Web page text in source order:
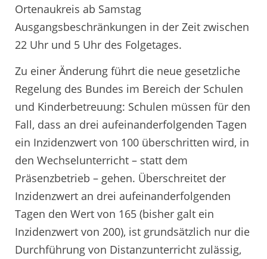
Ortenaukreis ab Samstag
Ausgangsbeschränkungen in der Zeit zwischen
22 Uhr und 5 Uhr des Folgetages.
Zu einer Änderung führt die neue gesetzliche
Regelung des Bundes im Bereich der Schulen
und Kinderbetreuung: Schulen müssen für den
Fall, dass an drei aufeinanderfolgenden Tagen
ein Inzidenzwert von 100 überschritten wird, in
den Wechselunterricht – statt dem
Präsenzbetrieb – gehen. Überschreitet der
Inzidenzwert an drei aufeinanderfolgenden
Tagen den Wert von 165 (bisher galt ein
Inzidenzwert von 200), ist grundsätzlich nur die
Durchführung von Distanzunterricht zulässig,